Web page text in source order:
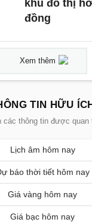
khu đô thị
đồng
Xem thêm
TIN HỮU
các thông tin được quan
Lịch âm hôm nay
báo thời tiết hôm nay
Giá vàng hôm nay
Giá bạc hôm nay